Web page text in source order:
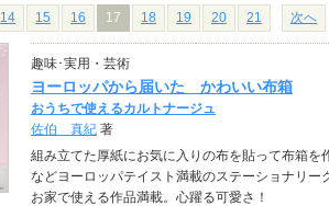
14 15 16 17 18 19 20 21 次へ
趣味･実用・芸術
ヨーロッパから届いた かわいい布箱
おうちで使えるカルトナージュ
佐伯 真紀 著
組み立てた厚紙にお気に入りの布を貼って布箱を
などヨーロッパテイスト満載のステーショナリー
お家で使える作品満載。心躍る可愛さ！